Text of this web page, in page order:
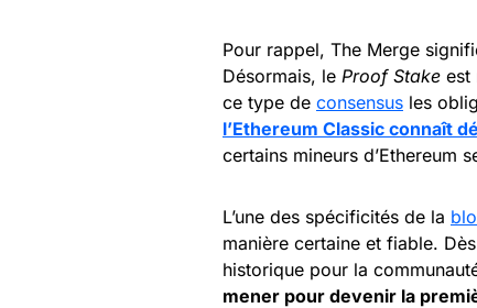
Pour rappel, The Merge
Désormais, le Proof Stake est
ce type de consensus les
l’Ethereum Classic connaît
certains mineurs d’Ethereum
L’une des spécificités de la
manière certaine et fiable.
historique pour la
mener pour devenir la